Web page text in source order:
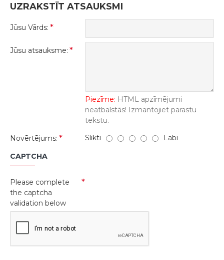
UZRAKSTĪT ATSAUKSMI
Jūsu Vārds:
Jūsu atsauksme:
Piezīme: HTML apzīmējumi
neatbalstās! Izmantojiet parastu
tekstu.
Novērtējums:
Slikti Labi
CAPTCHA
Please complete
the captcha
validation below